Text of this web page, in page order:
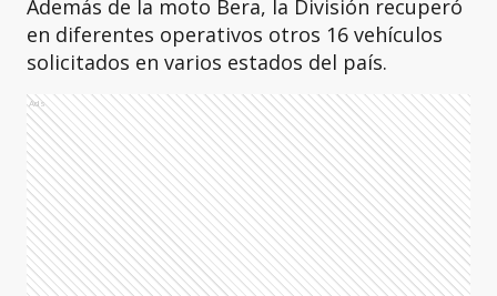
Además de la moto Bera, la División recuperó
en diferentes operativos otros 16 vehículos
solicitados en varios estados del país.
Ads